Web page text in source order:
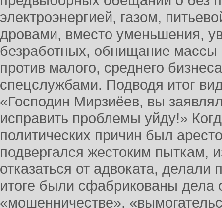
электроэнергией, газом,
дровами, вместо уменьшения,
безработных, обнищание массы
против малого, среднего
спецслужбами. Подводя итог
«Господин Мирзиёев, вы
исправить проблемы уйду!»
политических причин был
подвергался жестоким пыткам,
отказаться от адвоката,
итоге были сфабрикованы дела
«мошенничестве»,